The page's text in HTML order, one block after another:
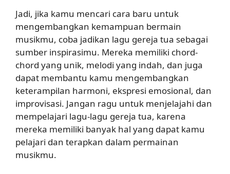
Jadi, jika kamu mencari cara baru untuk
mengembangkan kemampuan bermain
musikmu, coba jadikan lagu gereja tua sebagai
sumber inspirasimu. Mereka memiliki chord-
chord yang unik, melodi yang indah, dan juga
dapat membantu kamu mengembangkan
keterampilan harmoni, ekspresi emosional, dan
improvisasi. Jangan ragu untuk menjelajahi dan
mempelajari lagu-lagu gereja tua, karena
mereka memiliki banyak hal yang dapat kamu
pelajari dan terapkan dalam permainan
musikmu.